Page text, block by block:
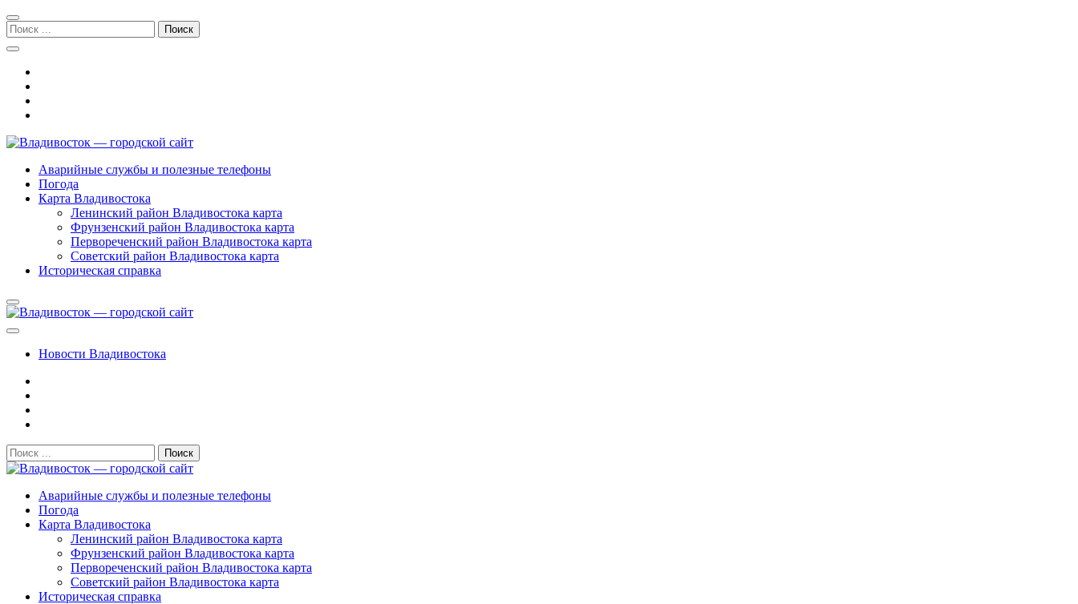
Перейти
к
навигации
Перейти
к
содержимому
Поиск:
Владивосток — городской сайт
Аварийные службы и полезные телефоны
Погода
Карта Владивостока
Ленинский район Владивостока карта
Фрунзенский район Владивостока карта
Первореченский район Владивостока карта
Советский район Владивостока карта
Историческая справка
Новости Владивостока
Поиск:
Владивосток — городской сайт
Аварийные службы и полезные телефоны
Погода
Карта Владивостока
Ленинский район Владивостока карта
Фрунзенский район Владивостока карта
Первореченский район Владивостока карта
Советский район Владивостока карта
Историческая справка